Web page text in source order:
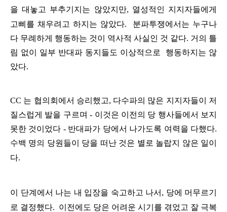
을 대놓고 부추기지는 않았지만, 열성적인 지지자들에게
고삐를 채우려고 하지는 않았다. 분파투쟁에서는 누구나
다 무례하게 행동하는 것이 역사적 사실인 것 같다. 거의 틀
림 없이 일부 반대파 동지들도 이상적으로 행동하지는 않
았다.
CC 는 협의회에서 승리했고, 다수파의 많은 지지자들이
저
질스럽게 발을 구르며 - 이것은 이전의 당 행사들에서 보지
못한 것이었다 - 반대파가 당에서 나가도록 여력을 다했다.
수백 명의 당원들이 당을 떠난 것은 별로 놀랍지 않은 일이
다.
이 단계에서 나는 내 입장을 숙고하고 나서 , 당에 머무르기
로 결정했다. 이전에도 당은 어려운 시기를 겪었고 잘 극복